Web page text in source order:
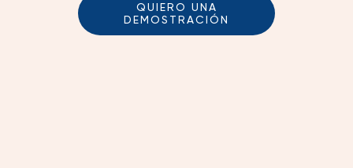
QUIERO UNA
DEMOSTRACIÓN